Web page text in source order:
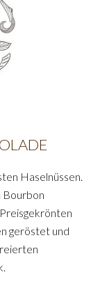
Haselnüssen.
Bourbon
geröstet und